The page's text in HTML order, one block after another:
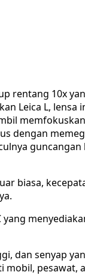
rentang 10x
Leica L,
dengan
biasa,
dan senyap
pesawat,